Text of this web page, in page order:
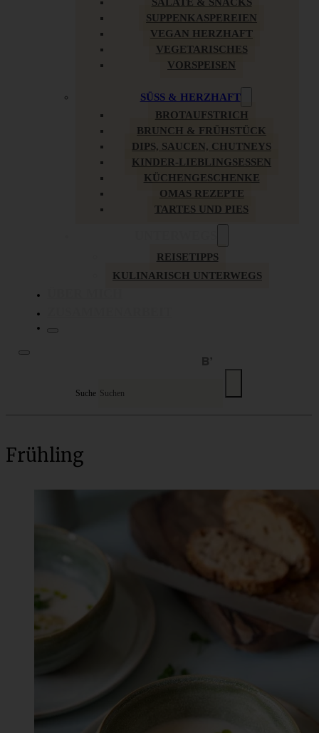
SALATE & SNACKS
SUPPENKASPEREIEN
VEGAN HERZHAFT
VEGETARISCHES
VORSPEISEN
SÜSS & HERZHAFT
BROTAUFSTRICH
BRUNCH & FRÜHSTÜCK
DIPS, SAUCEN, CHUTNEYS
KINDER-LIEBLINGSESSEN
KÜCHENGESCHENKE
OMAS REZEPTE
TARTES UND PIES
REISETIPPS
KULINARISCH UNTERWEGS
Suche
Frühling